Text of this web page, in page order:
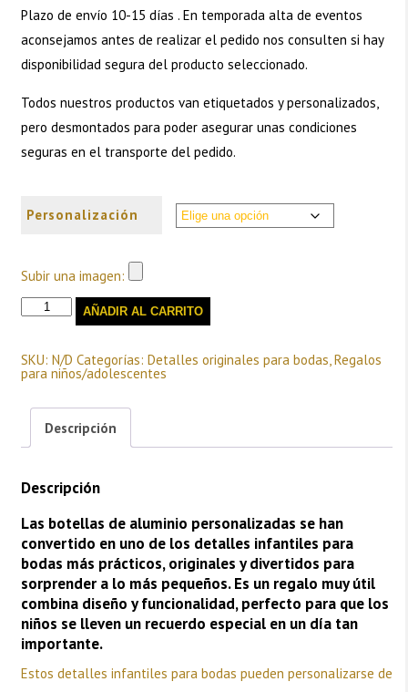
Plazo de envío 10-15 días . En temporada alta de eventos
aconsejamos antes de realizar el pedido nos consulten si hay
disponibilidad segura del producto seleccionado.
Todos nuestros productos van etiquetados y personalizados,
pero desmontados para poder asegurar unas condiciones
seguras en el transporte del pedido.
Personalización
Subir una imagen:
Botellas
de
cantidad
AÑADIR AL CARRITO
SKU:N/D Categorías:Detalles originales para bodas,Regalos
para niños/adolescentes
Descripción
Descripción
Las botellas de aluminio personalizadas se han
convertido en uno de los detalles infantiles para
bodas más prácticos, originales y divertidos para
sorprender a lo más pequeños. Es un regalo muy útil
combina diseño y funcionalidad, perfecto para que los
niños se lleven un recuerdo especial en un día tan
importante.
Estos detalles infantiles para bodas pueden personalizarse de